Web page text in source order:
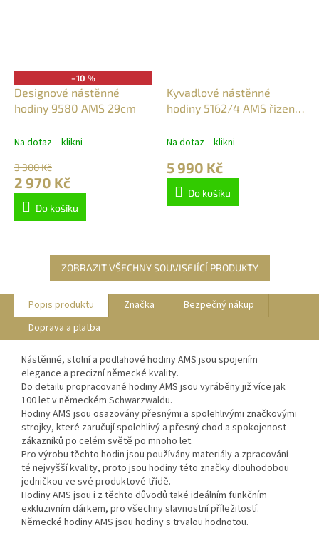
–10 %
Designové nástěnné
hodiny 9580 AMS 29cm
Na dotaz – klikni
3 300 Kč
2 970 Kč
Do košíku
Kyvadlové nástěnné
hodiny 5162/4 AMS řízené
dubové
Na dotaz – klikni
5 990 Kč
Do košíku
ZOBRAZIT VŠECHNY SOUVISEJÍCÍ PRODUKTY
Popis produktu Značka
Bezpečný nákup
Doprava a platba
Nástěnné, stolní a podlahové hodiny AMS jsou spojením
elegance a precizní německé kvality.
Do detailu propracované hodiny AMS jsou vyráběny již více jak
100 let v německém Schwarzwaldu.
Hodiny AMS jsou osazovány přesnými a spolehlivými značkovými
strojky, které zaručují spolehlivý a přesný chod a spokojenost
zákazníků po celém světě po mnoho let.
Pro výrobu těchto hodin jsou používány materiály a zpracování
té nejvyšší kvality, proto jsou hodiny této značky dlouhodobou
jedničkou ve své produktové třídě.
Hodiny AMS jsou i z těchto důvodů také ideálním funkčním
exkluzivním dárkem, pro všechny slavnostní příležitostí.
Německé hodiny AMS jsou hodiny s trvalou hodnotou.